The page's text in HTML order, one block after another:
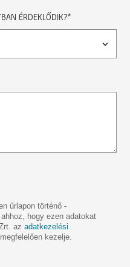
ÉRDEKLŐDIK?*
űrlapon történő -
hogy ezen adatokat
az adatkezelési
kezelje.